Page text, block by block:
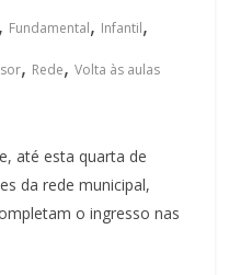
, Fundamental, Infantil,
, Rede,Volta às aulas
até esta quarta de
da rede municipal,
o ingresso nas